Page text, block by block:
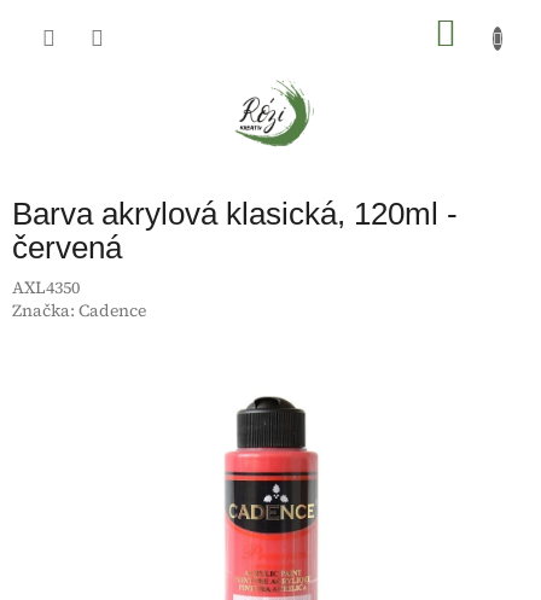
Barva akrylová klasická, 120ml -
červená
AXL4350
Značka: Cadence